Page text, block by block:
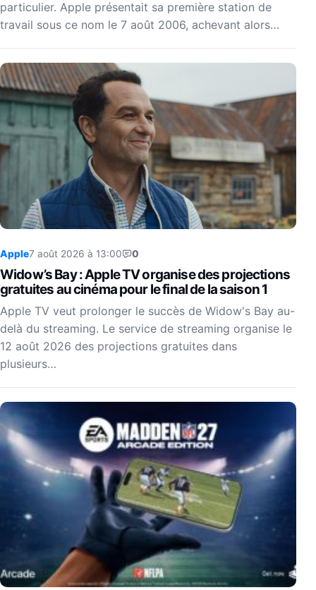
particulier. Apple présentait sa première station de
travail sous ce nom le 7 août 2006, achevant alors…
Apple7 août 2026 à 13:00 0
Widow’s Bay : Apple TV organise des projections
gratuites au cinéma pour le final de la saison 1
Apple TV veut prolonger le succès de Widow's Bay au-
delà du streaming. Le service de streaming organise le
12 août 2026 des projections gratuites dans
plusieurs…